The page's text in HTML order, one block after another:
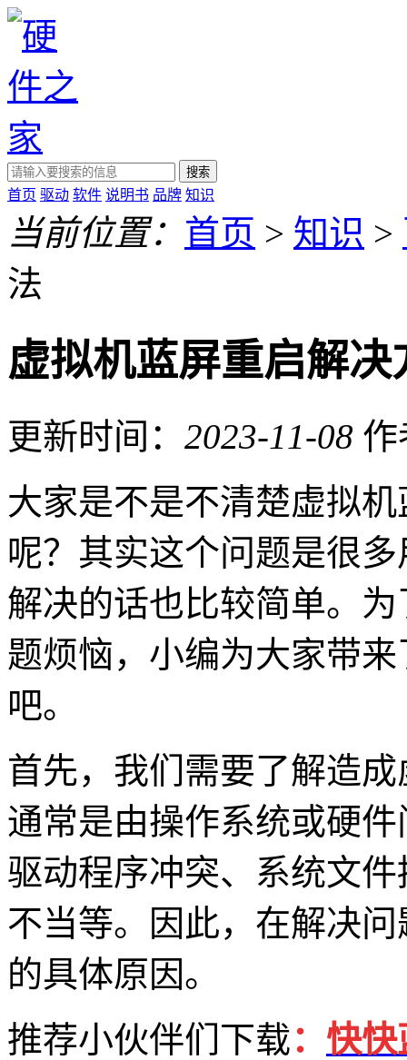
搜索
首页 驱动 软件 说明书 品牌 知识
当前位置： 首页 > 知识 >
法
虚拟机蓝屏重启解决
更新时间： 2023-11-08 作
大家是不是不清楚虚拟
呢？其实这个问题是很
解决的话也比较简单。
题烦恼，小编为大家带
吧。
首先，我们需要了解造
通常是由操作系统或硬
驱动程序冲突、系统文
不当等。因此，在解决
的具体原因。
推荐小伙伴们下载： 快快